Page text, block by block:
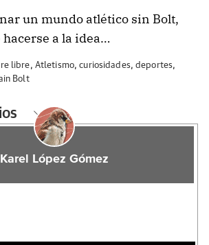
un mundo atlético sin Bolt,
a la idea…
libre, Atletismo,curiosidades,deportes,
Bolt
Karel López Gómez